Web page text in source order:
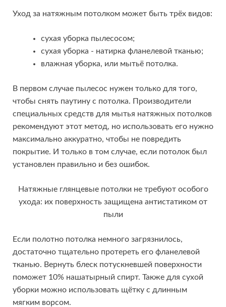
Уход за натяжным потолком может быть трёх видов:
сухая уборка пылесосом;
сухая уборка - натирка фланелевой тканью;
влажная уборка, или мытьё потолка.
В первом случае пылесос нужен только для того,
чтобы снять паутину с потолка. Производители
специальных средств для мытья натяжных потолков
рекомендуют этот метод, но использовать его нужно
максимально аккуратно, чтобы не повредить
покрытие. И только в том случае, если потолок был
установлен правильно и без ошибок.
Натяжные глянцевые потолки не требуют особого
ухода: их поверхность защищена антистатиком от
пыли
Если полотно потолка немного загрязнилось,
достаточно тщательно протереть его фланелевой
тканью. Вернуть блеск потускневшей поверхности
поможет 10% нашатырный спирт. Также для сухой
уборки можно использовать щётку с длинным
мягким ворсом.